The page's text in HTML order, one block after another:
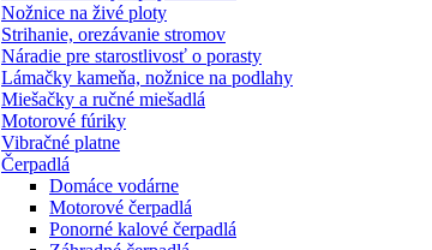
Nožnice na živé ploty
Strihanie, orezávanie stromov
Náradie pre starostlivosť o porasty
Lámačky kameňa, nožnice na podlahy
Miešačky a ručné miešadlá
Motorové fúriky
Vibračné platne
Čerpadlá
Domáce vodárne
Motorové čerpadlá
Ponorné kalové čerpadlá